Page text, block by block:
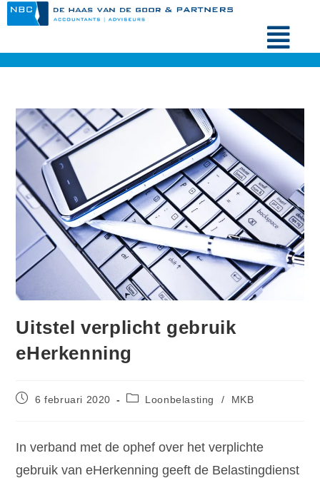
Uitstel verplicht gebruik
eHerkenning
6 februari 2020 Loonbelasting / MKB
In verband met de ophef over het verplichte
gebruik van eHerkenning geeft de Belastingdienst